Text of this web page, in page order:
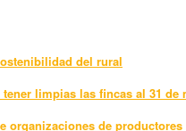
del rural
limpias las fincas al 31 de
organizaciones de productores